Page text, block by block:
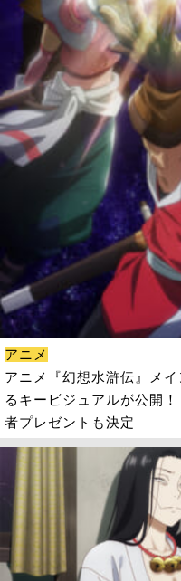
アニメ
アニメ『幻想水滸伝』メ
るキービジュアルが公開
者プレゼントも決定